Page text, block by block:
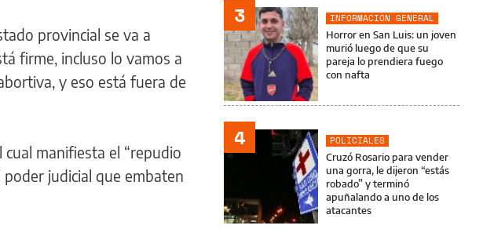
provincial se va a
firme, incluso lo vamos a
y eso está fuera de
manifiesta el “repudio
judicial que embaten
3
INFORMACIÓN GENERAL
Horror en San Luis: un joven
murió luego de que su
pareja lo prendiera fuego
con nafta
4
POLICIALES
Cruzó Rosario para vender
una gorra, le dijeron “estás
robado” y terminó
apuñalando a uno de los
atacantes